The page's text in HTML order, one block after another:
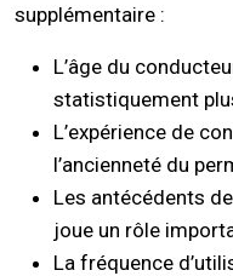
supplémentaire :
L’âge du
statistiquement
L’expérience de
l’ancienneté du
Les antécédents
joue un rôle
La fréquence